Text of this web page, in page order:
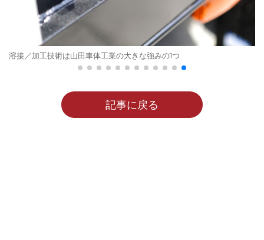
溶接／加工技術は山田車体工業の大きな強みの1つ
記事に戻る